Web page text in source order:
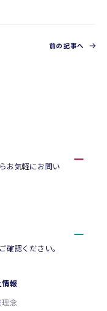
前の記事へ
お気軽にお問い
認ください。
報
念